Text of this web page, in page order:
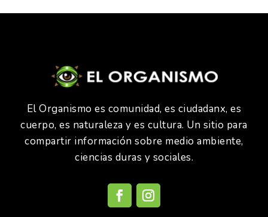
El Organismo es comunidad, es ciudadanx, es
cuerpo, es naturaleza y es cultura. Un sitio para
compartir información sobre medio ambiente,
ciencias duras y sociales.